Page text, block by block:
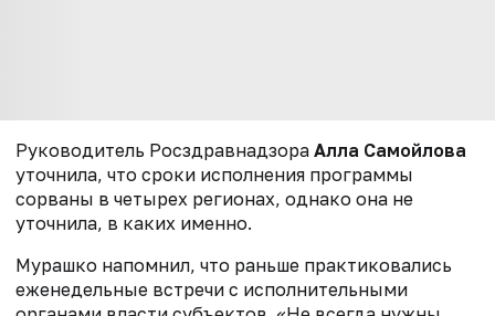
Руководитель Росздравнадзора Алла Самойлова
уточнила, что сроки исполнения программы
сорваны в четырех регионах, однако она не
уточнила, в каких именно.
Мурашко напомнил, что раньше практиковались
еженедельные встречи с исполнительными